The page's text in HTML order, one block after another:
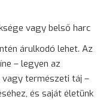
vagy belső harc
árulkodó lehet. Az
– legyen az
természeti táj –
és saját életünk